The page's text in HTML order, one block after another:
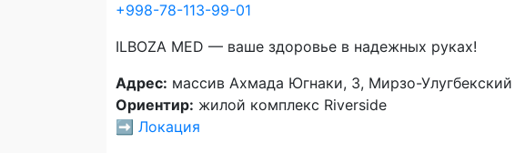
+998-78-113-99-01
ILBOZA MED — ваше здоровье в надежных руках!
Адрес: массив Ахмада Югнаки, 3, Мирзо-Улугбекский
Ориентир: жилой комплекс Riverside
➡️ Локация